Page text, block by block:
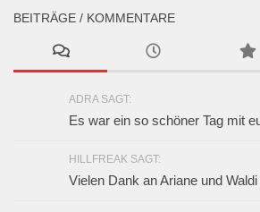
BEITRÄGE / KOMMENTARE
ADRA SAGT:
Es war ein so schöner Tag mit
HILLFREAK SAGT:
Vielen Dank an Ariane und